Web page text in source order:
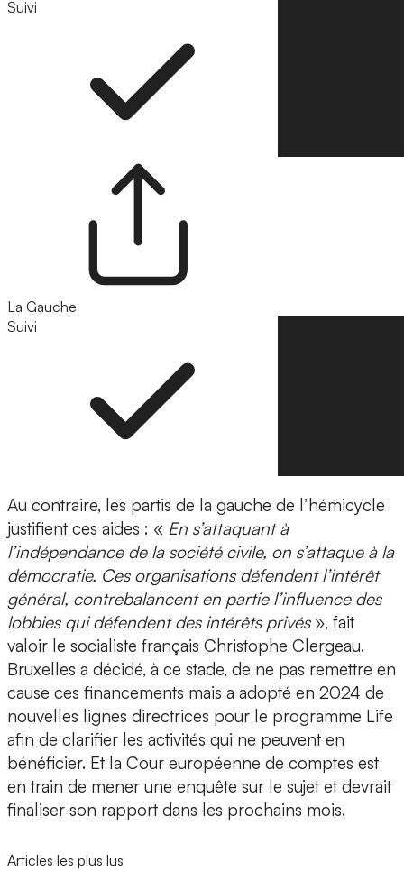
Suivi
La Gauche
Suivi
Au contraire, les partis de la gauche de l’hémicycle
justifient ces aides : « En s’attaquant à
l’indépendance de la société civile, on s’attaque à la
démocratie. Ces organisations défendent l’intérêt
général, contrebalancent en partie l’influence des
lobbies qui défendent des intérêts privés», fait
valoir le socialiste français Christophe Clergeau.
Bruxelles a décidé, à ce stade, de ne pas remettre en
cause ces financements mais a adopté en 2024 de
nouvelles lignes directrices pour le programme Life
afin de clarifier les activités qui ne peuvent en
bénéficier. Et la Cour européenne de comptes est
en train de mener une enquête sur le sujet et devrait
finaliser son rapport dans les prochains mois.
Articles les plus lus